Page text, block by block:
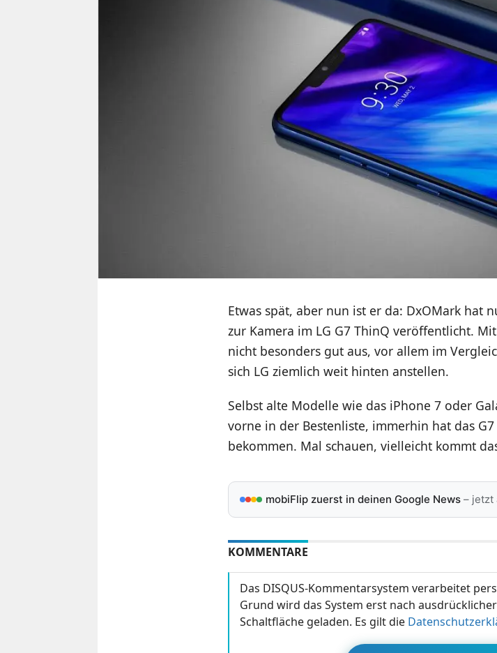
Etwas spät, aber nun ist er da: DxOMark hat
zur Kamera im LG G7 ThinQ veröffentlicht.
nicht besonders gut aus, vor allem im
sich LG ziemlich weit hinten anstellen.
Selbst alte Modelle wie das iPhone 7 oder
vorne in der Bestenliste, immerhin hat das
bekommen. Mal schauen, vielleicht kommt
mobiFlip zuerst in deinen Google News– jetzt
KOMMENTARE
Das DISQUS-Kommentarsystem verarbeitet
Grund wird das System erst nach
Schaltfläche geladen. Es gilt die